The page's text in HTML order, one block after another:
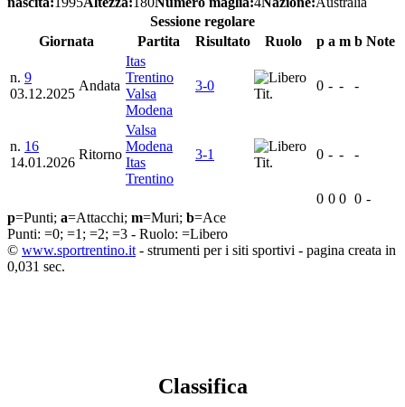
Sessione regolare
Giornata
Partita Risultato Ruolo p a m b Note
n. 9
03.12.2025
Andata
Itas
Trentino
Valsa
Modena
3-0
Tit.
0 - - -
n. 16
14.01.2026
Ritorno
Valsa
Modena
Itas
Trentino
3-1
Tit.
0 - - -
0 0 0 0 -
p=Punti; a=Attacchi; m=Muri; b=Ace
Punti: =0; =1; =2; =3 - Ruolo: =Libero
© www.sportrentino.it - strumenti per i siti sportivi - pagina creata in
0,031 sec.
Classifica